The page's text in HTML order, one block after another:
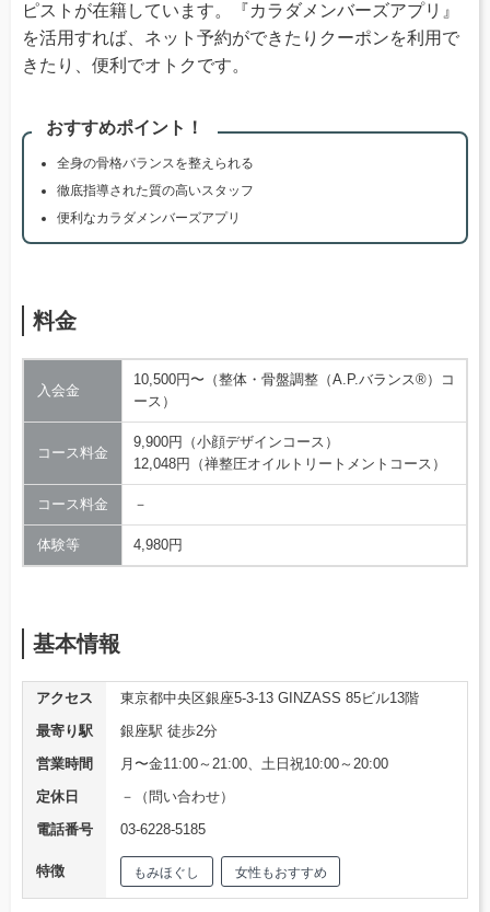
ピストが在籍しています。『カラダメンバーズアプリ』
を活用すれば、ネット予約ができたりクーポンを利用で
きたり、便利でオトクです。
おすすめポイント！
全身の骨格バランスを整えられる
徹底指導された質の高いスタッフ
便利なカラダメンバーズアプリ
料金
入会金
10,500円〜（整体・骨盤調整（A.P.バランス®）コ
ース）
コース料金
9,900円（小顔デザインコース）
12,048円（禅整圧オイルトリートメントコース）
コース料金 －
体験等 4,980円
基本情報
アクセス
東京都中央区銀座5-3-13 GINZASS 85ビル13階
最寄り駅
銀座駅 徒歩2分
営業時間
月〜金11:00～21:00、土日祝10:00～20:00
定休日
－（問い合わせ）
電話番号
03-6228-5185
特徴 もみほぐし 女性もおすすめ